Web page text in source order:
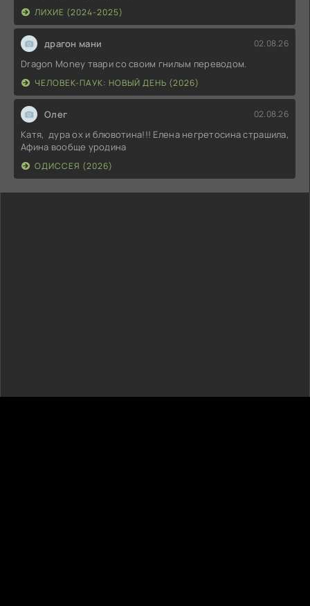
ЛИХИЕ (2024-2025)
драгон мани 02.08.26
Dragon Money твари со своим гнилым переводом.
ЧЕЛОВЕК-ПАУК: НОВЫЙ ДЕНЬ (2026)
Олег 02.08.26
Катя, дура ох и блювотина!!! Елена негретосина страшила,
Афина вообще уродина
ОДИССЕЯ (2026)